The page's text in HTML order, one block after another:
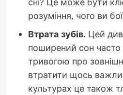
розуміння, чого ви
Втрата зубів. Цей
поширений сон часто
тривогою про
втратити щось
культурах це також